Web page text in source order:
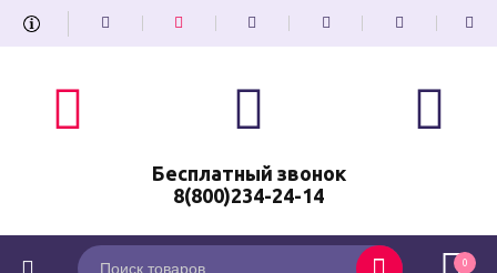
Бесплатный звонок
8(800)234-24-14
0